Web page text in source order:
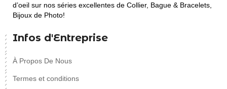
d’oeil sur nos séries excellentes de Collier, Bague & Bracelets,
Bijoux de Photo!
Infos d'Entreprise
À Propos De Nous
Termes et conditions